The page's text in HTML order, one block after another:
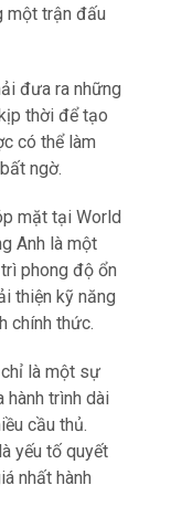
một trận đấu
đưa ra những
thời để tạo
có thể làm
ngờ.
mặt tại World
Anh là một
phong độ ổn
thiện kỹ năng
chính thức.
là một sự
hành trình dài
cầu thủ.
yếu tố quyết
nhất hành